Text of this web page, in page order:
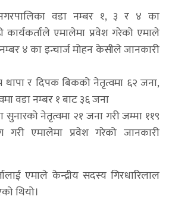
नगरपालिका वडा नम्बर १, ३ र ४ का
कार्यकर्ताले एमालेमा प्रवेश गरेको एमाले
४ का इन्चार्ज मोहन केसीले जानकारी
थापा र दिपक बिकको नेतृत्वमा ६२ जना,
वडा नम्बर १ बाट ३६ जना
सुनारको नेतृत्वमा २१ जना गरी जम्मा ११९
गरी एमालेमा प्रवेश गरेको जानकारी
एमाले केन्द्रीय सदस्य गिरधारिलाल
थियो।